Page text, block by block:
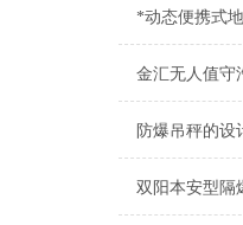
*动态便携式
防爆吊秤的设